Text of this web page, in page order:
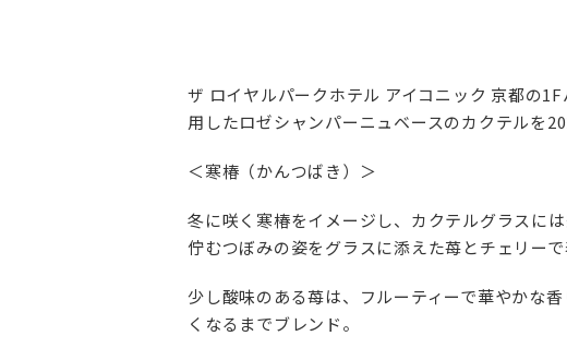
ザ ロイヤルパークホテル アイコニック 京都の
用したロゼシャンパーニュベースのカクテルを
＜寒椿（かんつばき）＞
冬に咲く寒椿をイメージし、カクテルグラスに
佇むつぼみの姿をグラスに添えた苺とチェリーで
少し酸味のある苺は、フルーティーで華やかな
くなるまでブレンド。